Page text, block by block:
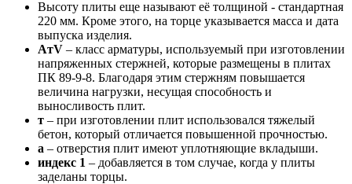
Высоту плиты еще называют её толщиной - стандартная
220 мм. Кроме этого, на торце указывается масса и дата
выпуска изделия.
AтV – класс арматуры, используемый при изготовлении
напряженных стержней, которые размещены в плитах
ПК 89-9-8. Благодаря этим стержням повышается
величина нагрузки, несущая способность и
выносливость плит.
т – при изготовлении плит использовался тяжелый
бетон, который отличается повышенной прочностью.
а – отверстия плит имеют уплотняющие вкладыши.
индекс 1 – добавляется в том случае, когда у плиты
заделаны торцы.